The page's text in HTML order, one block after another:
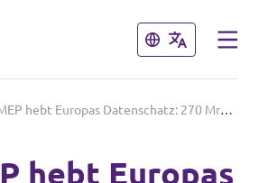
Schließen
Schließen
Volt MEP hebt Europas Datenschatz: 270 Mrd. Euro - Data Act revolutioniert Datenökonomie der EU
hebt Europas